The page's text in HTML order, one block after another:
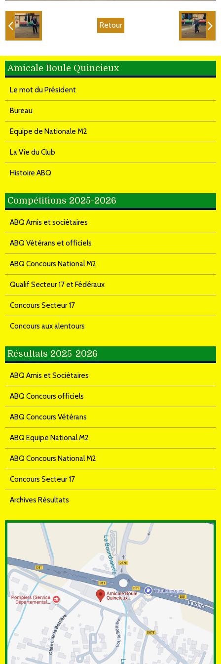
Retour
Amicale Boule Quincieux
Le mot du Président
Bureau
Equipe de Nationale M2
La Vie du Club
Histoire ABQ
Compétitions 2025-2026
ABQ Amis et sociétaires
ABQ Vétérans et officiels
ABQ Concours National M2
Qualif Secteur 17 et Fédéraux
Concours Secteur 17
Concours aux alentours
Résultats 2025-2026
ABQ Amis et Sociétaires
ABQ Concours officiels
ABQ Concours Vétérans
ABQ Equipe National M2
ABQ Concours National M2
Concours Secteur 17
Archives Résultats